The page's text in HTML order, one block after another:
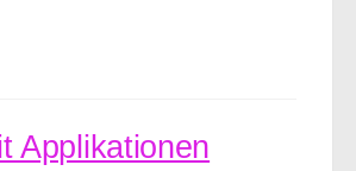
Applikationen